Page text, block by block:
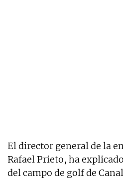
El director general de la
Rafael Prieto, ha
del campo de golf de